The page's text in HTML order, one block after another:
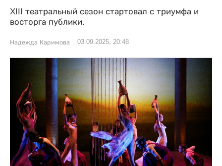
XIII театральный сезон стартовал с триумфа и
восторга публики.
Надежда Каримова 03.09.2025, 20:48